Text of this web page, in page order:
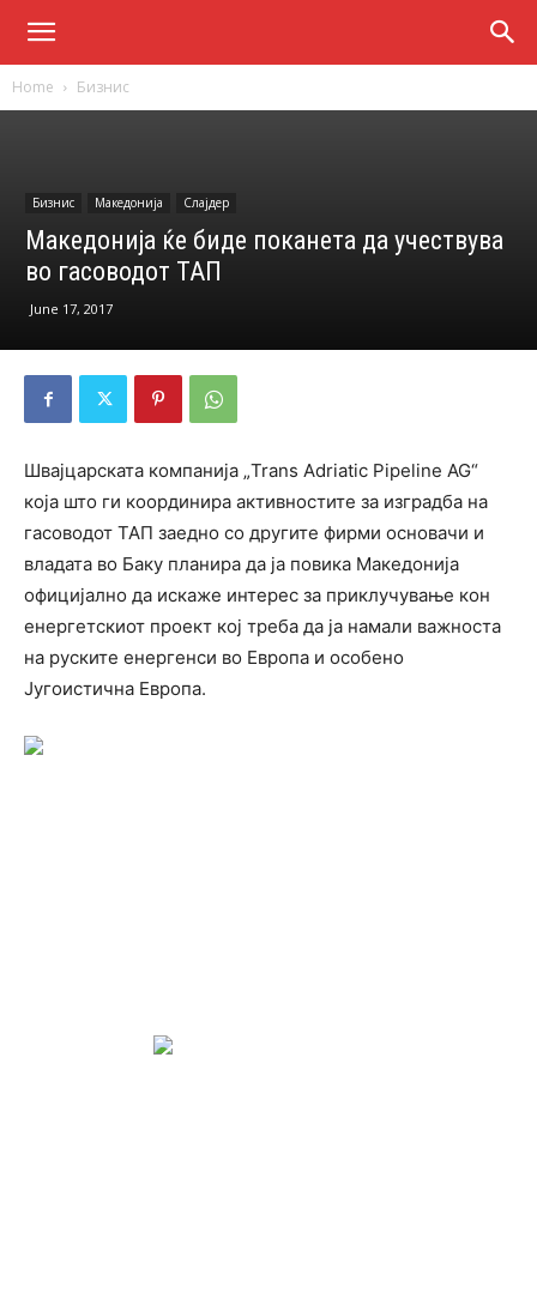
Home Бизнис
Бизнис Македонија Слајдер
Македонија ќе биде поканета да учествува
во гасоводот ТАП
June 17, 2017
Швајцарската компанија „Trans Adriatic Pipeline AG“
која што ги координира активностите за изградба на
гасоводот ТАП заедно со другите фирми основачи и
владата во Баку планира да ја повика Македонија
официјално да искаже интерес за приклучување кон
енергетскиот проект кој треба да ја намали важноста
на руските енергенси во Европа и особено
Југоистична Европа.